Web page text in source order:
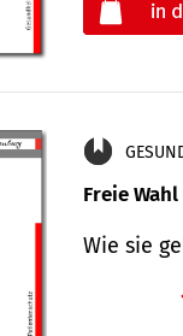
Freie
Wie sie